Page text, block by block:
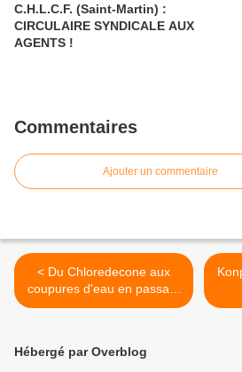
C.H.L.C.F. (Saint-Martin) :
CIRCULAIRE SYNDICALE AUX
AGENTS !
Commentaires
Ajouter un commentaire
< Du Chloredecone aux
coupures d'eau en passant
par d'autres scandales en
Hébergé par Overblog